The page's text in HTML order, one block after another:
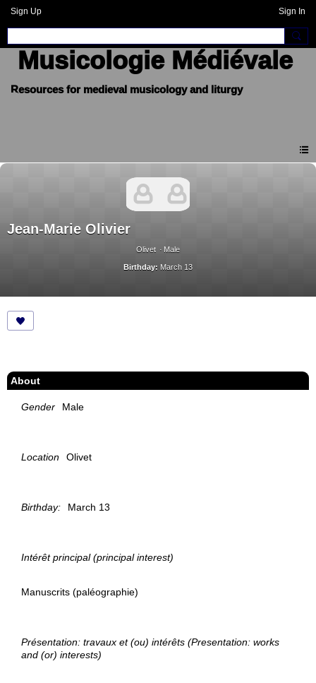
Sign Up Sign In
Musicologie Médiévale
Jean-Marie Olivier
Olivet Male
Birthday: March 13
About
Gender Male
Location Olivet
Birthday: March 13
Intérêt principal (principal interest)
Manuscrits (paléographie)
Présentation: travaux et (ou) intérêts (Presentation: works
and (or) interests)